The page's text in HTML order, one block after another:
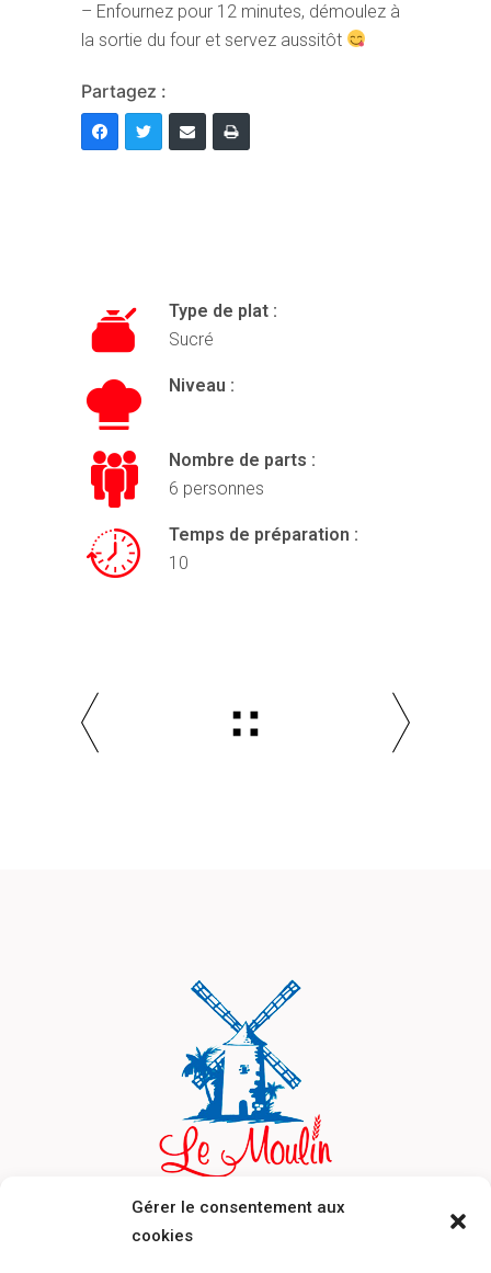
Gérer le consentement aux
cookies
– Enfournez pour 12 minutes, démoulez à
la sortie du four et servez aussitôt
Partagez :
Type de plat :
Sucré
Niveau :
Nombre de parts :
6 personnes
Temps de préparation :
10